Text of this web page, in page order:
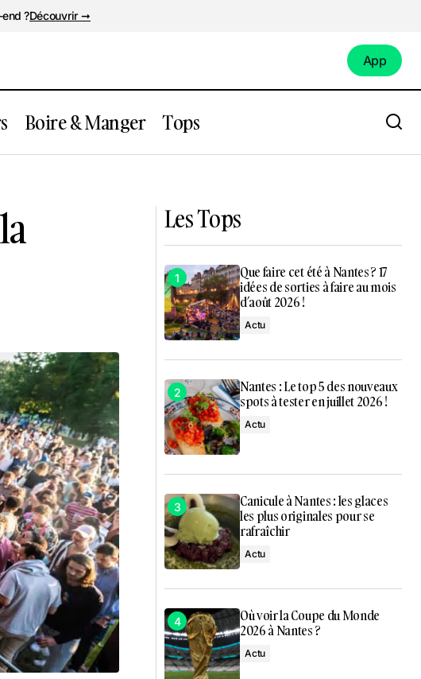
?Découvrir ➞
App
Boire & Manger Tops
la région est de
Les Tops
Que faire cet été à Nantes ? 17
idées de sorties à faire au mois
d’août 2026 !
Actu
Nantes : Le top 5 des nouveaux
spots à tester en juillet 2026 !
Actu
Canicule à Nantes : les glaces
les plus originales pour se
rafraîchir
Actu
Où voir la Coupe du Monde
2026 à Nantes ?
Actu